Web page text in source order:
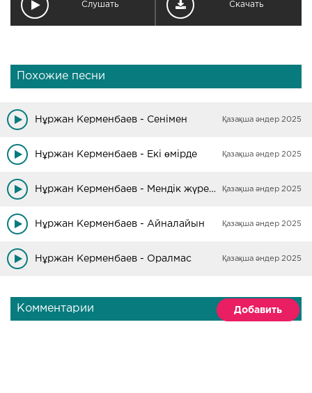
Слушать Скачать
Похожие песни
Нұржан Керменбаев - Сенімен Қазақша әндер 2025
Нұржан Керменбаев - Екі өмірде Қазақша әндер 2025
Нұржан Керменбаев - Мендік жүрегің Қазақша әндер 2025
Нұржан Керменбаев - Айналайын Қазақша әндер 2025
Нұржан Керменбаев - Оралмас Қазақша әндер 2025
Комментарии Добавить